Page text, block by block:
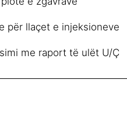
për llaçet e injeksioneve
me raport të ulët U/Ç